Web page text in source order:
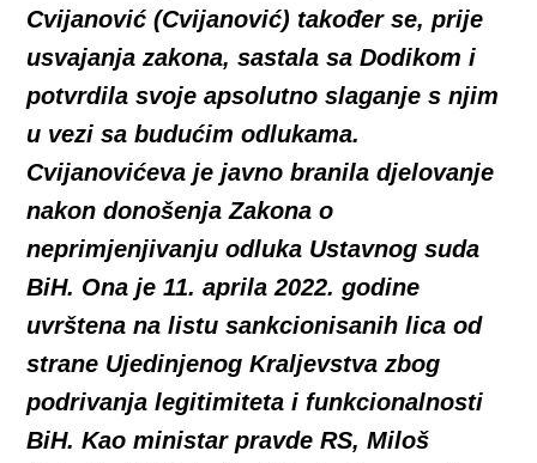
Cvijanović (Cvijanović) također se, prije
usvajanja zakona, sastala sa Dodikom i
potvrdila svoje apsolutno slaganje s njim
u vezi sa budućim odlukama.
Cvijanovićeva je javno branila djelovanje
nakon donošenja Zakona o
neprimjenjivanju odluka Ustavnog suda
BiH. Ona je 11. aprila 2022. godine
uvrštena na listu sankcionisanih lica od
strane Ujedinjenog Kraljevstva zbog
podrivanja legitimiteta i funkcionalnosti
BiH. Kao ministar pravde RS, Miloš